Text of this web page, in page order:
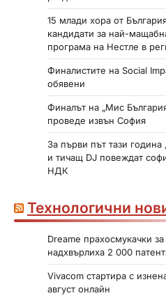
15 млади хора от
кандидати за най-
програма на Нестле в
Финалистите на Social
обявени
Финалът на „Мис
проведе извън София
За първи път тази
и тичащ DJ повеждат
НДК
Технологични
Dreame прахосмукачки
надхвърлиха 2 000
Vivacom стартира с
август онлайн